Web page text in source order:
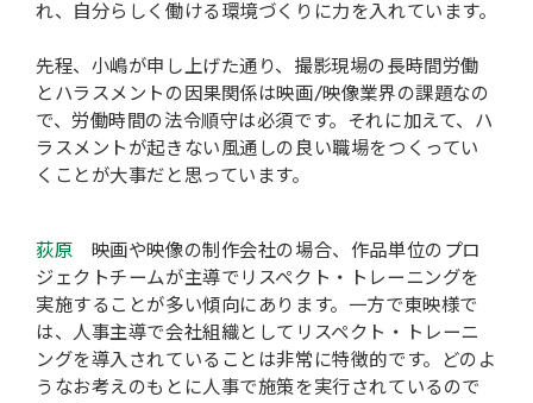
れ、自分らしく働ける環境づくりに力を入れています。
先程、小嶋が申し上げた通り、撮影現場の長時間労働
とハラスメントの因果関係は映画/映像業界の課題なの
で、労働時間の法令順守は必須です。それに加えて、ハ
ラスメントが起きない風通しの良い職場をつくってい
くことが大事だと思っています。
荻原 映画や映像の制作会社の場合、作品単位のプロ
ジェクトチームが主導でリスペクト・トレーニングを
実施することが多い傾向にあります。一方で東映様で
は、人事主導で会社組織としてリスペクト・トレーニ
ングを導入されていることは非常に特徴的です。どのよ
うなお考えのもとに人事で施策を実行されているので